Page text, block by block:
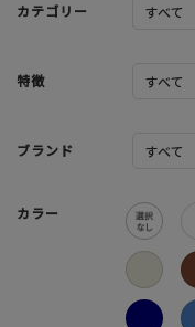
カテゴリー
特徴
ブランド
カラー